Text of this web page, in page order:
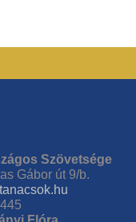
Szövetsége
Gábor út 9/b.